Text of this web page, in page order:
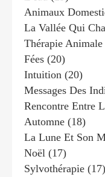
Animaux
La Vallée Qui
Thérapie Animale
Fées (20)
Intuition (20)
Messages Des
Rencontre Entre
Automne (18)
La Lune Et Son
Noël (17)
Sylvothérapie (17)